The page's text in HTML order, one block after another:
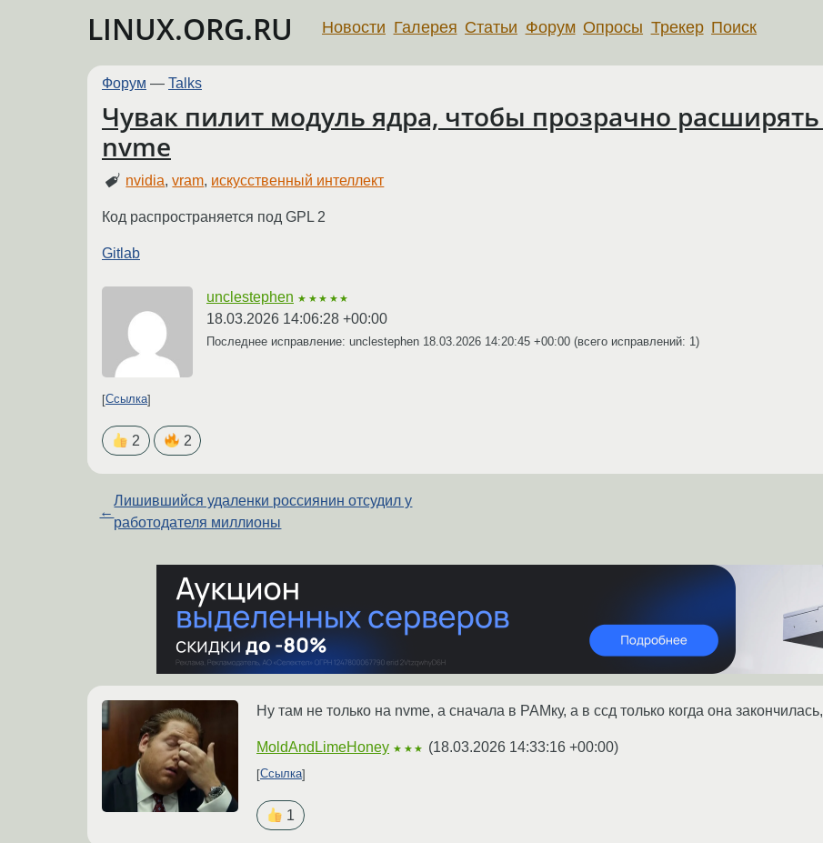
LINUX.ORG.RU Новости Галерея Статьи Форум Опросы Трекер Поиск
Форум — Talks
Чувак пилит модуль ядра, чтобы прозрачно расширять
nvme
nvidia,vram, искусственный интеллект
Код распространяется под GPL 2
Gitlab
unclestephen ★★★★★
18.03.2026 14:06:28 +00:00
Последнее исправление: unclestephen 18.03.2026 14:20:45 +00:00 (всего исправлений: 1)
Ссылка
2 2
←
Лишившийся удаленки россиянин отсудил у
работодателя миллионы
Ну там не только на nvme, а сначала в РАМку, а в ссд только когда она
MoldAndLimeHoney ★★★ (18.03.2026 14:33:16 +00:00)
Ссылка
1